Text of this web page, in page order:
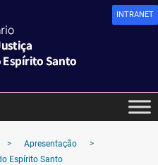
INTRANET
> Apresentação
>
Espírito Santo